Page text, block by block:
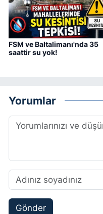
FSM ve Baltalimanı'nda 35
saattir su yok!
Yorumlar
Gönder